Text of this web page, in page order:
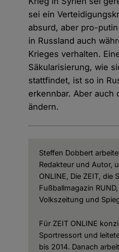
sei ein
absurd, aber pro-
in Russland auch
Krieges verhalten.
Säkularisierung, wie
stattfindet, ist so in
erkennbar. Aber auch
ändern.
Steffen Dobbert
Redakteur und Autor,
ONLINE, Die ZEIT, die
Fußballmagazin
Volkszeitung und
Für ZEIT ONLINE
Sportressort und
bis 2014. Danach